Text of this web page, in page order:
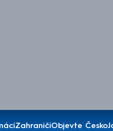
ZahraničíObjevte Česko